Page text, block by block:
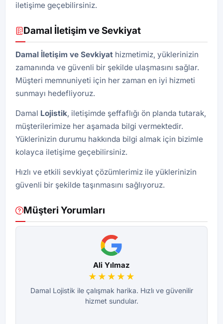
iletişime geçebilirsiniz.
Damal İletişim ve Sevkiyat
Damal İletişim ve Sevkiyat hizmetimiz, yüklerinizin
zamanında ve güvenli bir şekilde ulaşmasını sağlar.
Müşteri memnuniyeti için her zaman en iyi hizmeti
sunmayı hedefliyoruz.
Damal Lojistik, iletişimde şeffaflığı ön planda tutarak,
müşterilerimize her aşamada bilgi vermektedir.
Yüklerinizin durumu hakkında bilgi almak için bizimle
kolayca iletişime geçebilirsiniz.
Hızlı ve etkili sevkiyat çözümlerimiz ile yüklerinizin
güvenli bir şekilde taşınmasını sağlıyoruz.
Müşteri Yorumları
Ali Yılmaz
★★★★★
Damal Lojistik ile çalışmak harika. Hızlı ve güvenilir
hizmet sundular.